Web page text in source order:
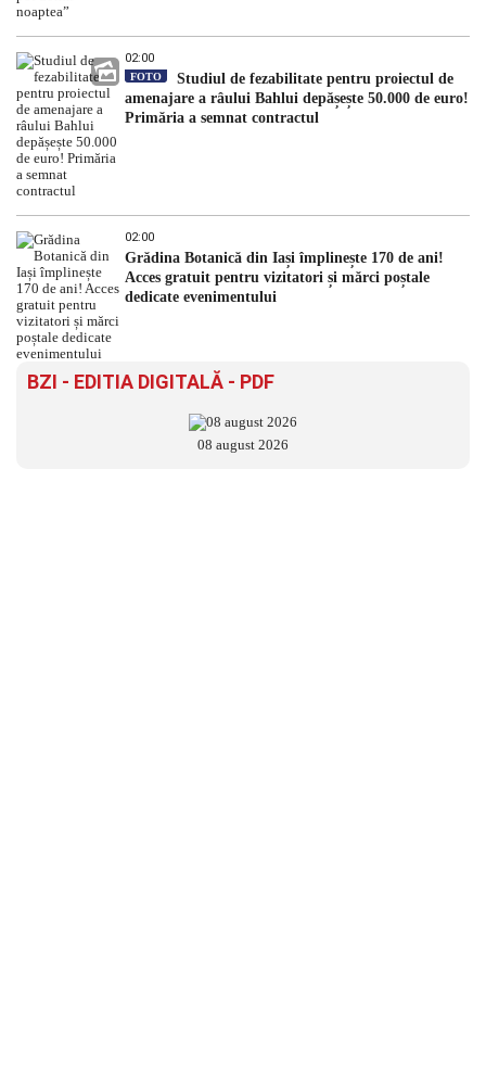
02:00
FOTO
Studiul de fezabilitate pentru proiectul de
amenajare a râului Bahlui depășește 50.000 de euro!
Primăria a semnat contractul
02:00
Grădina Botanică din Iași împlinește 170 de ani!
Acces gratuit pentru vizitatori și mărci poștale
dedicate evenimentului
BZI - EDITIA DIGITALĂ - PDF
08 august 2026